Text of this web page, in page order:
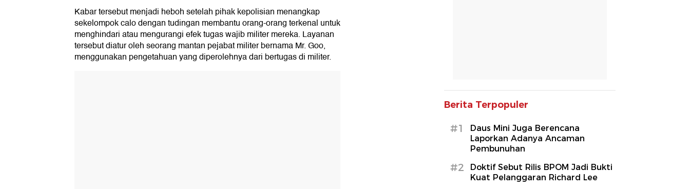
Kabar tersebut menjadi heboh setelah pihak kepolisian menangkap
sekelompok calo dengan tudingan membantu orang-orang terkenal untuk
menghindari atau mengurangi efek tugas wajib militer mereka. Layanan
tersebut diatur oleh seorang mantan pejabat militer bernama Mr. Goo,
menggunakan pengetahuan yang diperolehnya dari bertugas di militer.
Berita Terpopuler
#1
Daus Mini Juga Berencana
Laporkan Adanya Ancaman
Pembunuhan
#2
Doktif Sebut Rilis BPOM Jadi Bukti
Kuat Pelanggaran Richard Lee